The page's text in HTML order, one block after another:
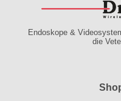
Endoskope &
die